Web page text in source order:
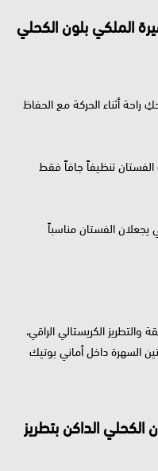
الملكي بلون الكحلي
راحة أثناء الحركة مع الحفاظ
الفستان تنظيفاً جافاً فقط
يجعلان الفستان مناسباً
الكريستالي الراقي،
السهرة داخل أماني بوتيك
الداكن بتطريز